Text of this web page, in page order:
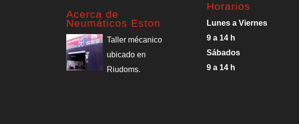
Acerca de
Neumáticos Eston
Taller mécanico
ubicado en
Riudoms.
Horarios
Lunes a Viernes
9 a 14 h
Sábados
9 a 14 h